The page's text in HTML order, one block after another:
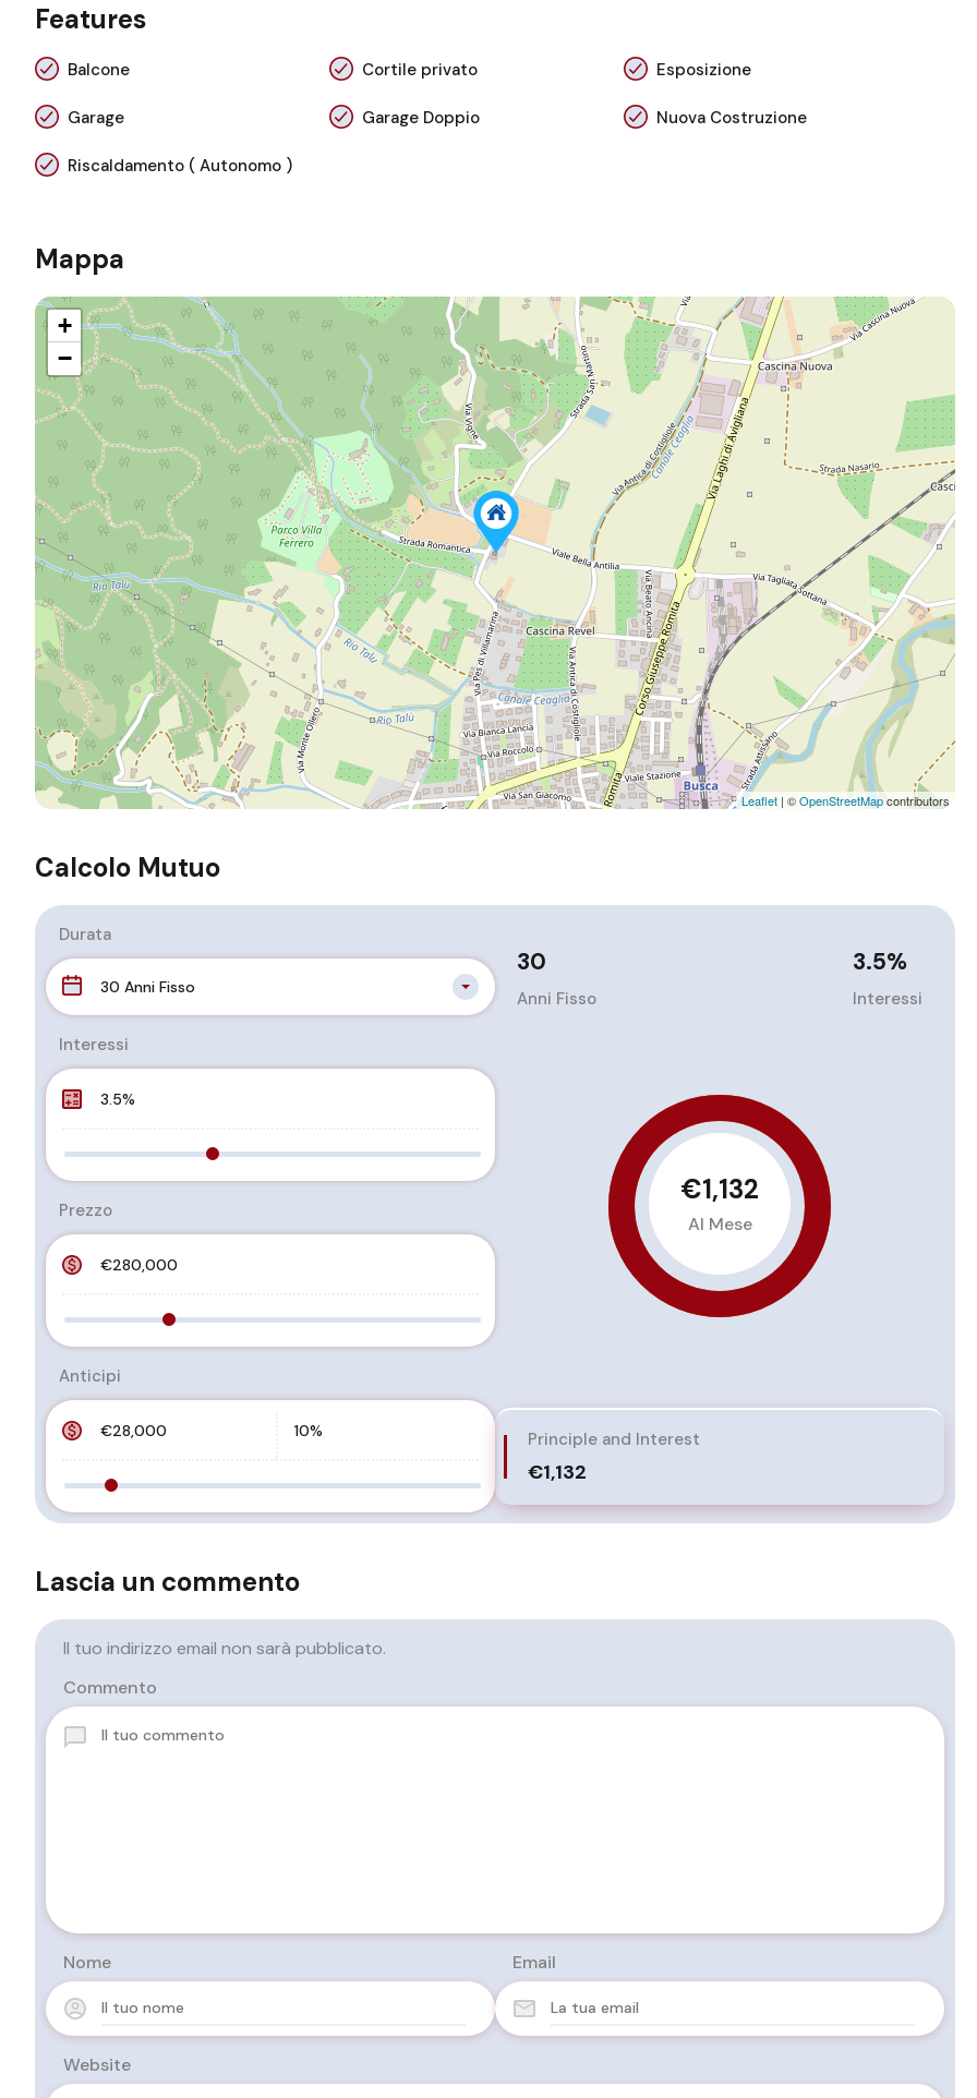
Features
Balcone Cortile privato Esposizione
Garage Garage Doppio Nuova Costruzione
Riscaldamento ( Autonomo )
Mappa
+
−
Leaflet | ©OpenStreetMapcontributors
Calcolo Mutuo
Durata
30 Anni Fisso
Interessi
Prezzo
Anticipi
30
Anni Fisso
3.5%
Interessi
€1,132
Al Mese
Principle and Interest
€1,132
Lascia un commento
Il tuo indirizzo email non sarà pubblicato.
Commento
Nome Email
Website